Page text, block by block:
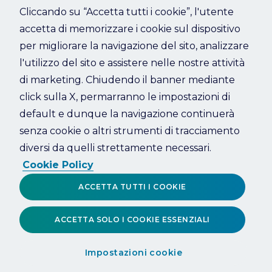
Refresh
Cliccando su “Accetta tutti i cookie”, l'utente
accetta di memorizzare i cookie sul dispositivo
per migliorare la navigazione del sito, analizzare
l'utilizzo del sito e assistere nelle nostre attività
di marketing. Chiudendo il banner mediante
click sulla X, permarranno le impostazioni di
default e dunque la navigazione continuerà
senza cookie o altri strumenti di tracciamento
diversi da quelli strettamente necessari.
Cookie Policy
Impostazioni cookie
ACCETTA SOLO I COOKIE ESSENZIALI
ACCETTA TUTTI I COOKIE